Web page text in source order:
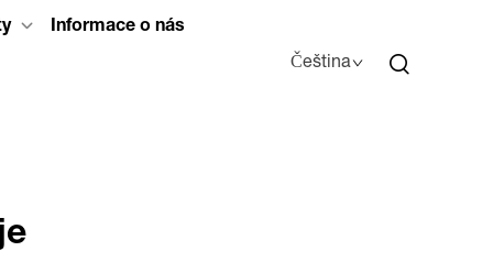
Informace o nás
Čeština